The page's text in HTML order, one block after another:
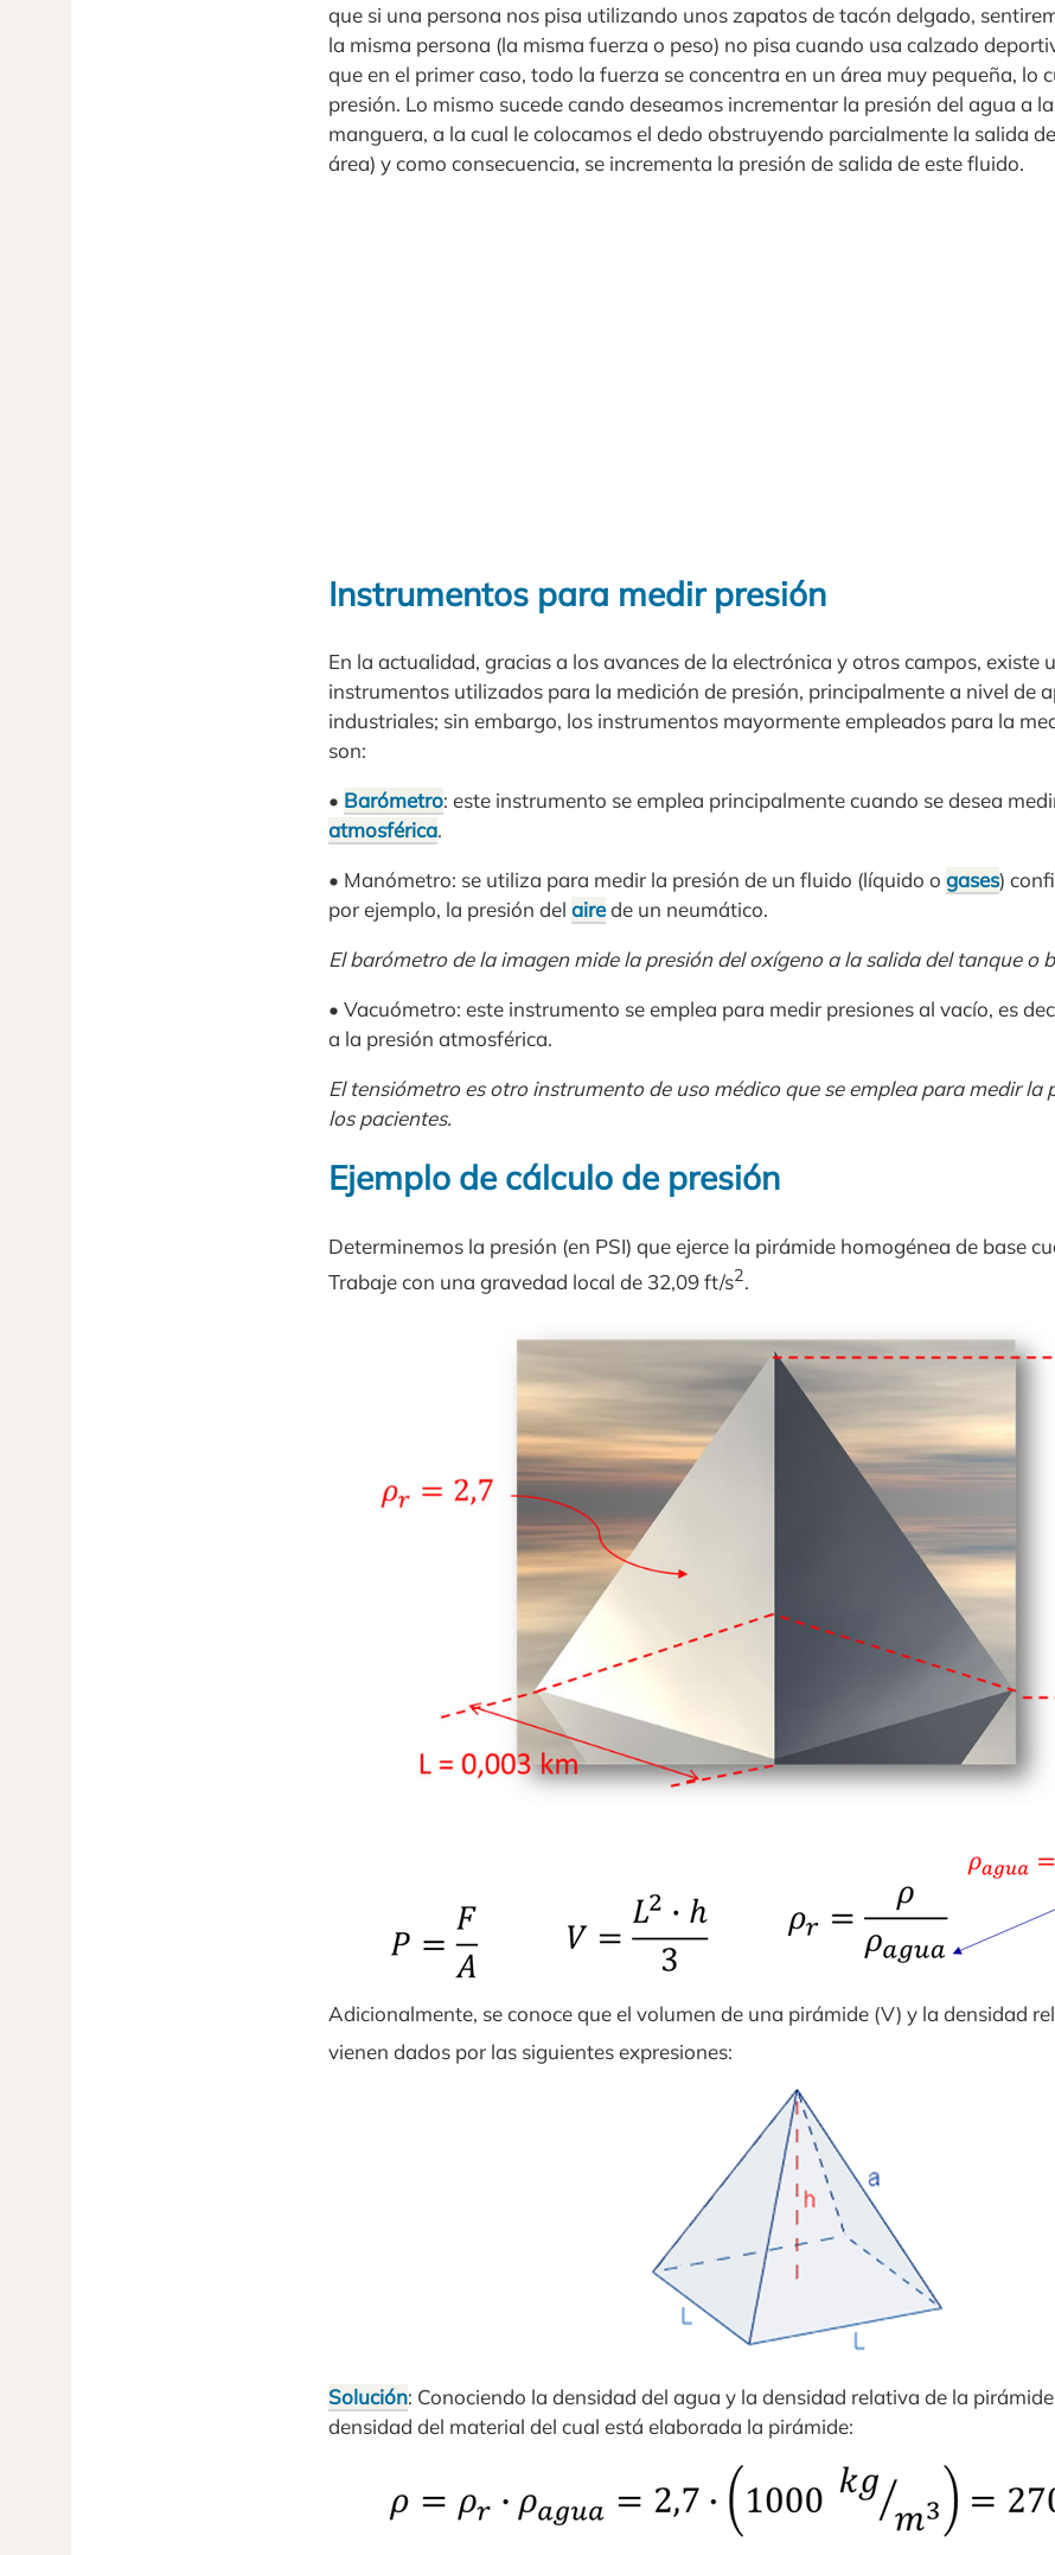
que si una persona nos pisa utilizando unos zapatos de tacón delgado,
la misma persona (la misma fuerza o peso) no pisa cuando usa calzado
que en el primer caso, todo la fuerza se concentra en un área muy pequeña, lo
presión. Lo mismo sucede cando deseamos incrementar la presión del agua a
manguera, a la cual le colocamos el dedo obstruyendo parcialmente la salida
área) y como consecuencia, se incrementa la presión de salida de este fluido.
Instrumentos para medir presión
En la actualidad, gracias a los avances de la electrónica y otros campos, existe
instrumentos utilizados para la medición de presión, principalmente a nivel de
industriales; sin embargo, los instrumentos mayormente empleados para la
son:
• Barómetro: este instrumento se emplea principalmente cuando se desea
atmosférica.
• Manómetro: se utiliza para medir la presión de un fluido (líquido o gases)
por ejemplo, la presión del airede un neumático.
El barómetro de la imagen mide la presión del oxígeno a la salida del tanque o
• Vacuómetro: este instrumento se emplea para medir presiones al vacío, es
a la presión atmosférica.
El tensiómetro es otro instrumento de uso médico que se emplea para medir la
los pacientes.
Ejemplo de cálculo de presión
Determinemos la presión (en PSI) que ejerce la pirámide homogénea de base
Trabaje con una gravedad local de 32,09 ft/s2.
Adicionalmente, se conoce que el volumen de una pirámide (V) y la densidad
vienen dados por las siguientes expresiones:
Solución: Conociendo la densidad del agua y la densidad relativa de la
densidad del material del cual está elaborada la pirámide: